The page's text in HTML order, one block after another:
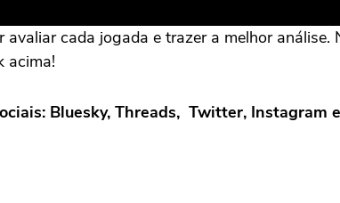
avaliar cada jogada e trazer a melhor
acima!
Bluesky, Threads, Twitter, Instagram